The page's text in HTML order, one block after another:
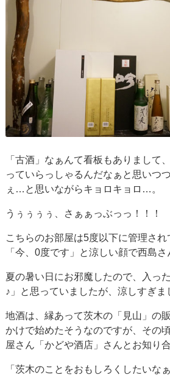
「古酒」なぁんて看板もありまして
っていらっしゃるんだなぁと思いつ
ぇ…と思いながらキョロキョロ…。
うぅぅぅぅ、さぁぁっぶっっ！！！
こちらのお部屋は5度以下に管理さ
「今、0度です」と涼しい顔で西島さ
夏の暑い日にお邪魔したので、入っ
♪」と思っていましたが、涼しすぎま
地酒は、縁あって茨木の「見山」の
かけで始めたそうなのですが、その
屋さん「かどや酒店」さんとお知り
「茨木のことをおもしろくしたいな